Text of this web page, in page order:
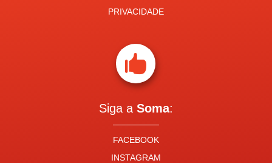
PRIVACIDADE

Siga a Soma:
FACEBOOK
INSTAGRAM